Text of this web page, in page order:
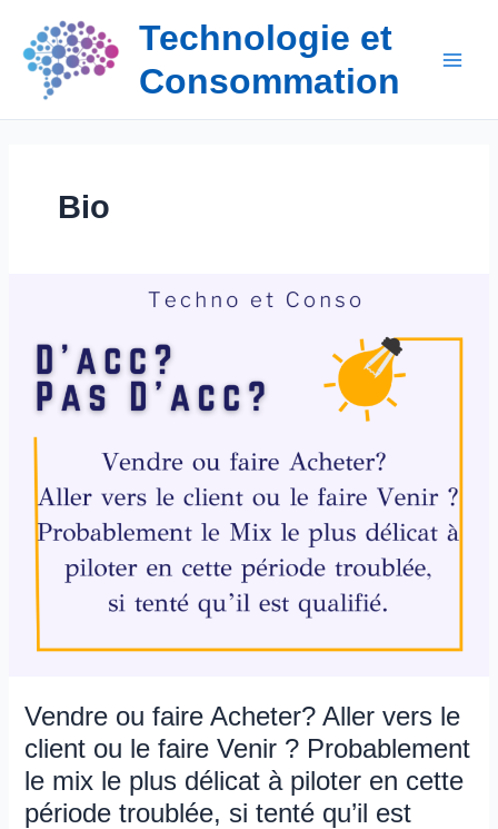
contenu
Technologie et
Consommation
Bio
Vendre ou faire Acheter? Aller vers le
client ou le faire Venir ? Probablement
le mix le plus délicat à piloter en cette
période troublée, si tenté qu’il est